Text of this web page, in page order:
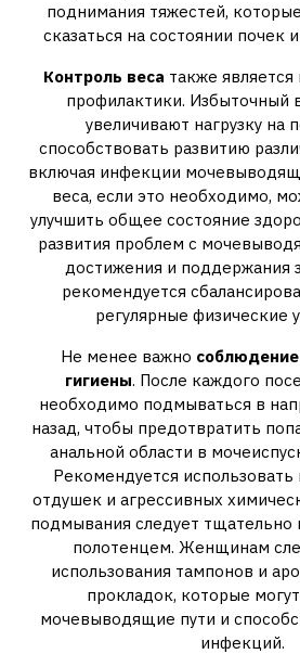
поднимания тяжестей,
сказаться на состоянии почек
Контроль веса также
профилактики. Избыточный
увеличивают нагрузку на
способствовать развитию
включая инфекции
веса, если это необходимо,
улучшить общее состояние
развития проблем с
достижения и поддержания
рекомендуется
регулярные физические
Не менее важно
гигиены. После каждого
необходимо подмываться в
назад, чтобы предотвратить
анальной области в
Рекомендуется
отдушек и агрессивных
подмывания следует тщательно
полотенцем. Женщинам
использования тампонов и
прокладок, которые
мочевыводящие пути и
инфекций.